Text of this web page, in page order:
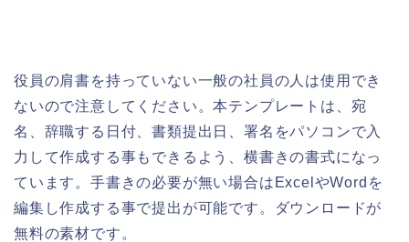
役員の肩書を持っていない一般の社員の人は使用でき
ないので注意してください。本テンプレートは、宛
名、辞職する日付、書類提出日、署名をパソコンで入
力して作成する事もできるよう、横書きの書式になっ
ています。手書きの必要が無い場合はExcelやWordを
編集し作成する事で提出が可能です。ダウンロードが
無料の素材です。